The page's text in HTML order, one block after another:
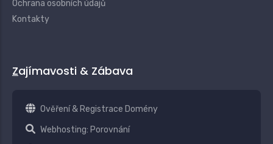
Ochrana osobních údajů
Kontakty
Zajímavosti & Zábava
Ověření & Registrace Domény
Webhosting: Porovnání